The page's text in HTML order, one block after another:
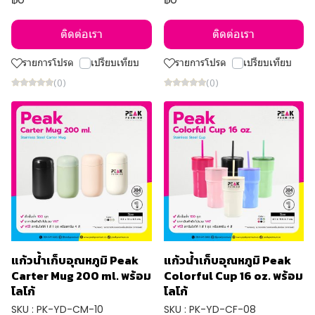
ติดต่อเรา
รายการโปรด เปรียบเทียบ
(0)
ติดต่อเรา
รายการโปรด เปรียบเทียบ
(0)
แก้วน้ำเก็บอุณหภูมิ Peak
Carter Mug 200 ml. พร้อม
โลโก้
SKU : PK-YD-CM-10
แก้วน้ำเก็บอุณหภูมิ Peak
Colorful Cup 16 oz. พร้อม
โลโก้
SKU : PK-YD-CF-08